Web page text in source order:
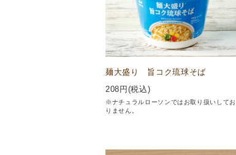
麺大盛り 旨コク琉球そば
208 円(税込)
※ナチュラルローソンではお取り扱いしてお
りません。